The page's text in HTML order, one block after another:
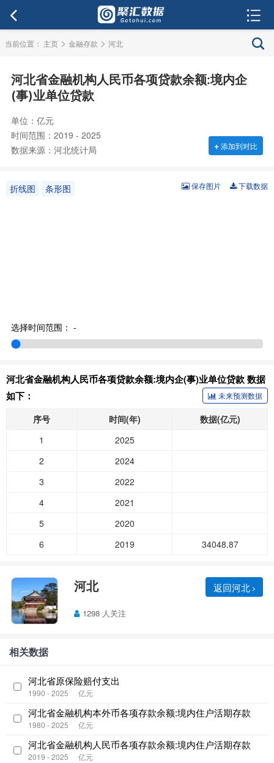
当前位置： 主页 > 金融存款 > 河北
河北省金融机构人民币各项贷款余额:境内企
(事)业单位贷款
单位：亿元
时间范围：2019 - 2025
数据来源：河北统计局
+添加到对比
折线图 条形图 下载数据
保存图片
选择时间范围： -
河北省金融机构人民币各项贷款余额:境内企(事)业单位贷款 数据
如下：
未来预测数据
序号 时间(年)
数据(亿元)
1
2025
2
2024
3
2022
4
2021
5
2020
6
2019 34048.87
河北 返回河北
1298 人关注
相关数据
河北省原保险赔付支出
1990 - 2025 亿元
河北省金融机构本外币各项存款余额:境内住户活期存款
1980 - 2025 亿元
河北省金融机构人民币各项存款余额:境内住户活期存款
2019 - 2025 亿元